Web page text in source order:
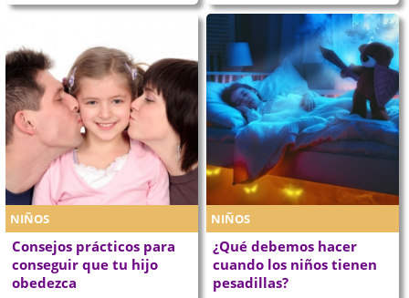
NIÑOS
Consejos prácticos para
conseguir que tu hijo
obedezca
NIÑOS
¿Qué debemos hacer
cuando los niños tienen
pesadillas?